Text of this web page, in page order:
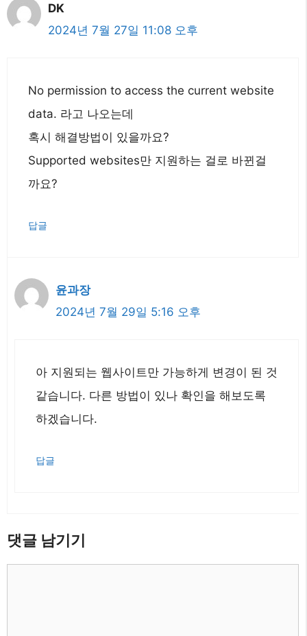
DK
2024년 7월 27일 11:08 오후
No permission to access the current website
data. 라고 나오는데
혹시 해결방법이 있을까요?
Supported websites만 지원하는 걸로 바뀐걸
까요?
답글
윤과장
2024년 7월 29일 5:16 오후
아 지원되는 웹사이트만 가능하게 변경이 된 것
같습니다. 다른 방법이 있나 확인을 해보도록
하겠습니다.
답글
댓글 남기기